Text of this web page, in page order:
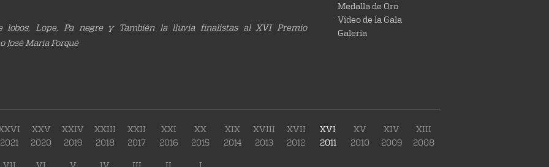
Medalla de Oro
Vídeo de la Gala
Galería
lobos, Lope, Pa negre y También la lluvia finalistas al XVI Premio
José María Forqué
2021
XXV
2020
XXIV
2019
XXIII
2018
XXII
2017
XXI
2016
XX
2015
XIX
2014
XVIII
2013
XVII
2012
XVI
2011
XV
2010
XIV
2009
XIII
2008
VII VI V IV III II I